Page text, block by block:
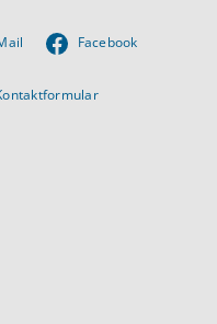
Facebook